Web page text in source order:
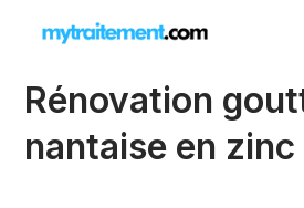
Rénovation
nantaise en zinc